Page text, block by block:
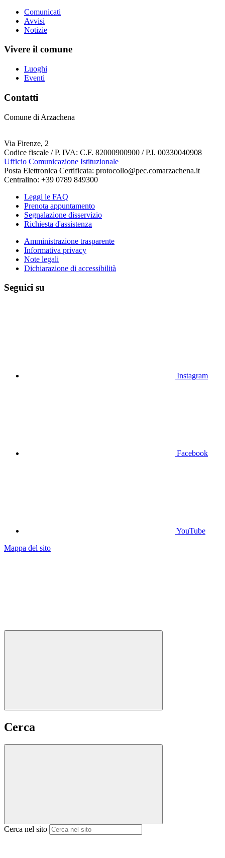
Comunicati
Avvisi
Notizie
Vivere il comune
Luoghi
Eventi
Contatti
Comune di Arzachena
Via Firenze, 2
Codice fiscale / P. IVA: C.F. 82000900900 / P.I. 00330040908
Ufficio Comunicazione Istituzionale
Posta Elettronica Certificata: protocollo@pec.comarzachena.it
Centralino: +39 0789 849300
Leggi le FAQ
Prenota appuntamento
Segnalazione disservizio
Richiesta d'assistenza
Amministrazione trasparente
Informativa privacy
Note legali
Dichiarazione di accessibilità
Seguici su
Instagram
Facebook
YouTube
Mappa del sito
Cerca
Cerca nel sito